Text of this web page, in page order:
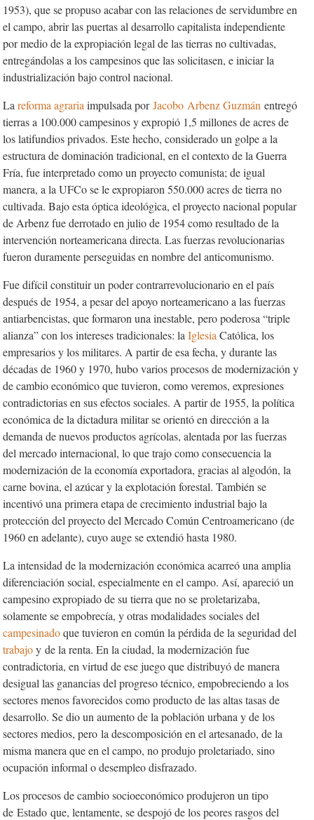
1953), que se propuso acabar con las relaciones de servidumbre en
el campo, abrir las puertas al desarrollo capitalista independiente
por medio de la expropiación legal de las tierras no cultivadas,
entregándolas a los campesinos que las solicitasen, e iniciar la
industrialización bajo control nacional.
La reforma agraria impulsada por Jacobo Arbenz Guzmán entregó
tierras a 100.000 campesinos y expropió 1,5 millones de acres de
los latifundios privados. Este hecho, considerado un golpe a la
estructura de dominación tradicional, en el contexto de la Guerra
Fría, fue interpretado como un proyecto comunista; de igual
manera, a la UFCo se le expropiaron 550.000 acres de tierra no
cultivada. Bajo esta óptica ideológica, el proyecto nacional popular
de Arbenz fue derrotado en julio de 1954 como resultado de la
intervención norteamericana directa. Las fuerzas revolucionarias
fueron duramente perseguidas en nombre del anticomunismo.
Fue difícil constituir un poder contrarrevolucionario en el país
después de 1954, a pesar del apoyo norteamericano a las fuerzas
antiarbencistas, que formaron una inestable, pero poderosa “triple
alianza” con los intereses tradicionales: la Iglesia Católica, los
empresarios y los militares. A partir de esa fecha, y durante las
décadas de 1960 y 1970, hubo varios procesos de modernización y
de cambio económico que tuvieron, como veremos, expresiones
contradictorias en sus efectos sociales. A partir de 1955, la política
económica de la dictadura militar se orientó en dirección a la
demanda de nuevos productos agrícolas, alentada por las fuerzas
del mercado internacional, lo que trajo como consecuencia la
modernización de la economía exportadora, gracias al algodón, la
carne bovina, el azúcar y la explotación forestal. También se
incentivó una primera etapa de crecimiento industrial bajo la
protección del proyecto del Mercado Común Centroamericano (de
1960 en adelante), cuyo auge se extendió hasta 1980.
La intensidad de la modernización económica acarreó una amplia
diferenciación social, especialmente en el campo. Así, apareció un
campesino expropiado de su tierra que no se proletarizaba,
solamente se empobrecía, y otras modalidades sociales del
campesinadoque tuvieron en común la pérdida de la seguridad del
trabajoy de la renta. En la ciudad, la modernización fue
contradictoria, en virtud de ese juego que distribuyó de manera
desigual las ganancias del progreso técnico, empobreciendo a los
sectores menos favorecidos como producto de las altas tasas de
desarrollo. Se dio un aumento de la población urbana y de los
sectores medios, pero la descomposición en el artesanado, de la
misma manera que en el campo, no produjo proletariado, sino
ocupación informal o desempleo disfrazado.
Los procesos de cambio socioeconómico produjeron un tipo
de Estado que, lentamente, se despojó de los peores rasgos del